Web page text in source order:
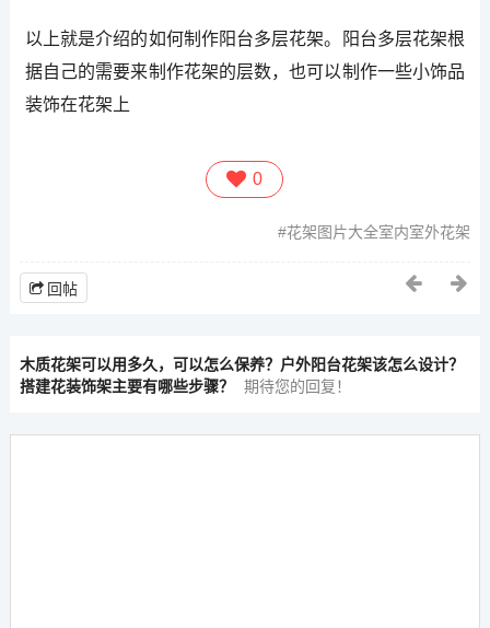
以上就是介绍的如何制作阳台多层花架。阳台多层花架根
据自己的需要来制作花架的层数，也可以制作一些小饰品
装饰在花架上
0
花架图片大全室内室外花架
回帖
木质花架可以用多久，可以怎么保养？户外阳台花架该怎么设计？
搭建花装饰架主要有哪些步骤？
期待您的回复！